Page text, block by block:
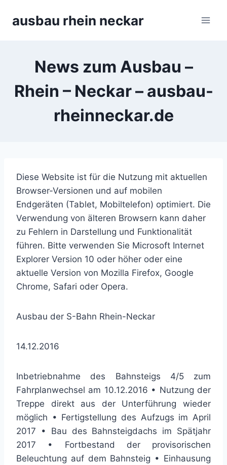
Inhaltausbau rhein neckar
News zum Ausbau –
Rhein – Neckar – ausbau-
rheinneckar.de
Diese Website ist für die Nutzung mit aktuellen
Browser-Versionen und auf mobilen
Endgeräten (Tablet, Mobiltelefon) optimiert. Die
Verwendung von älteren Browsern kann daher
zu Fehlern in Darstellung und Funktionalität
führen. Bitte verwenden Sie Microsoft Internet
Explorer Version 10 oder höher oder eine
aktuelle Version von Mozilla Firefox, Google
Chrome, Safari oder Opera.
Ausbau der S-Bahn Rhein-Neckar
14.12.2016
Inbetriebnahme des Bahnsteigs 4/5 zum
Fahrplanwechsel am 10.12.2016 • Nutzung der
Treppe direkt aus der Unterführung wieder
möglich • Fertigstellung des Aufzugs im April
2017 • Bau des Bahnsteigdachs im Spätjahr
2017 • Fortbestand der provisorischen
Beleuchtung auf dem Bahnsteig • Einhausung